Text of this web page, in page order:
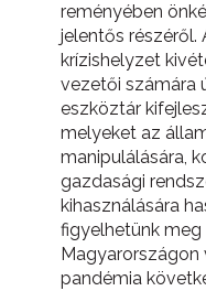
reményében
jelentős részéről.
krízishelyzet
vezetői számára
eszköztár
melyeket az
manipulálására,
gazdasági
kihasználására
figyelhetünk
Magyarországon
pandémia